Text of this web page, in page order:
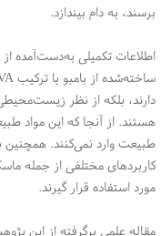
برسند، به دام بیندازد.
اطلاعات تکمیلی به‌دست‌آمده
دارند، بلکه از نظر
هستند. از آنجا که این مواد
طبیعت وارد نمی‌کنند. همچنین
کاربردهای مختلفی از جمله
مورد استفاده قرار گیرند.
مقاله علمی برگرفته از این